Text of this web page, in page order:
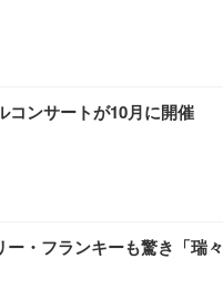
コンサートが10月に開催
・フランキーも驚き「瑞